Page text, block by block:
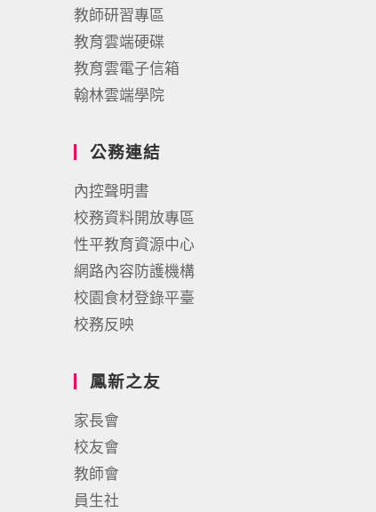
教師研習專區
教育雲端硬碟
教育雲電子信箱
翰林雲端學院
公務連結
內控聲明書
校務資料開放專區
性平教育資源中心
網路內容防護機構
校園食材登錄平臺
校務反映
鳳新之友
家長會
校友會
教師會
員生社